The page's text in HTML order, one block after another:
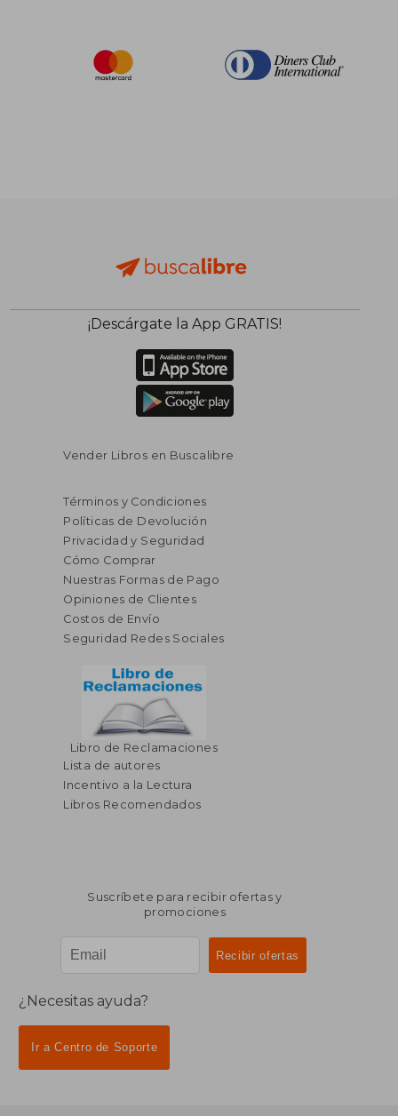
¡Descárgate la App GRATIS!
Vender Libros en Buscalibre
Términos y Condiciones
Políticas de Devolución
Privacidad y Seguridad
Cómo Comprar
Nuestras Formas de Pago
Opiniones de Clientes
Costos de Envío
Seguridad Redes Sociales
Libro de Reclamaciones
Lista de autores
Incentivo a la Lectura
Libros Recomendados
Suscríbete para recibir ofertas y
promociones
¿Necesitas ayuda?
Ir a Centro de Soporte